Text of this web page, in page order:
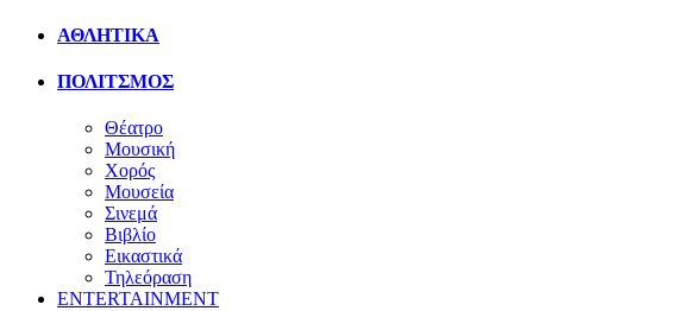
ΑΘΛΗΤΙΚΑ
ΠΟΛΙΤΣΜΟΣ
Θέατρο
Μουσική
Χορός
Μουσεία
Σινεμά
Βιβλίο
Εικαστικά
Τηλεόραση
ENTERTAINMENT